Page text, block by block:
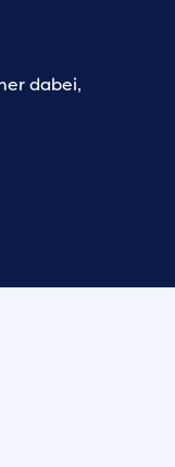
dabei,